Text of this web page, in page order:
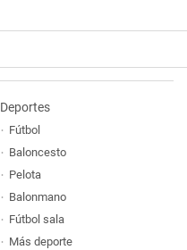
Deportes
Fútbol
Baloncesto
Pelota
Balonmano
Fútbol sala
Más deporte